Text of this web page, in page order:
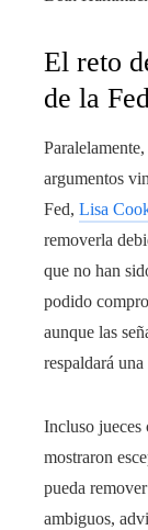
El reto
de la
argumentos
Fed, Lisa
removerla
que no han
podido
aunque las
respaldará
Incluso jueces
mostraron
pueda
ambiguos,